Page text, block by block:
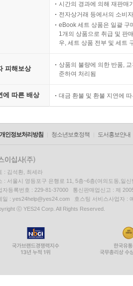
시간의 경과에 의해 재판매
전자상거래 등에서의 소비
eBook 세트 상품은 일괄 구
1개의 상품으로 취급 및 판
우, 세트 상품 전부 및 세트
피해보상
상품의 불량에 의한 반품,
준하여 처리됨
에 따른 배상 대금 환불 및 환불 지연에
개인정보처리방침 청소년보호정책 도서홍보안내
: 김석환, 최세라
: 서울시 영등포구 은행로 11, 5층~6층(여의도동,일신
자등록번호 : 229-81-37000 통신판매업신고 : 제
일 : yes24help@yes24.com 호스팅 서비스사업자 :
ⓒ YES24 Corp. All Rights Reserved.